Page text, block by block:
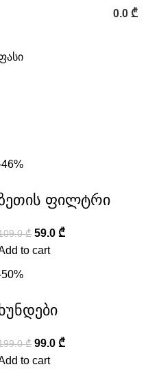
0.0 ₾
ფილტრი
₾ 59.0 ₾
to cart
₾ 99.0 ₾
to cart